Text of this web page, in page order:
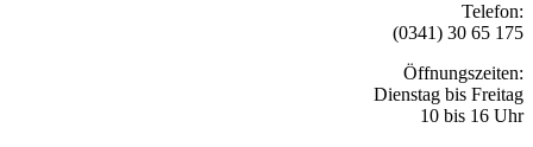
Telefon:
(0341) 30 65 175
Öffnungszeiten:
Dienstag bis Freitag
10 bis 16 Uhr